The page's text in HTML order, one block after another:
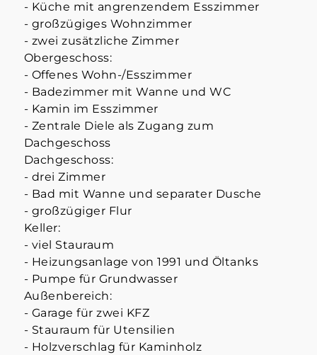
- Küche mit angrenzendem Esszimmer
- großzügiges Wohnzimmer
- zwei zusätzliche Zimmer
Obergeschoss:
- Offenes Wohn-/Esszimmer
- Badezimmer mit Wanne und WC
- Kamin im Esszimmer
- Zentrale Diele als Zugang zum
Dachgeschoss
Dachgeschoss:
- drei Zimmer
- Bad mit Wanne und separater Dusche
- großzügiger Flur
Keller:
- viel Stauraum
- Heizungsanlage von 1991 und Öltanks
- Pumpe für Grundwasser
Außenbereich:
- Garage für zwei KFZ
- Stauraum für Utensilien
- Holzverschlag für Kaminholz